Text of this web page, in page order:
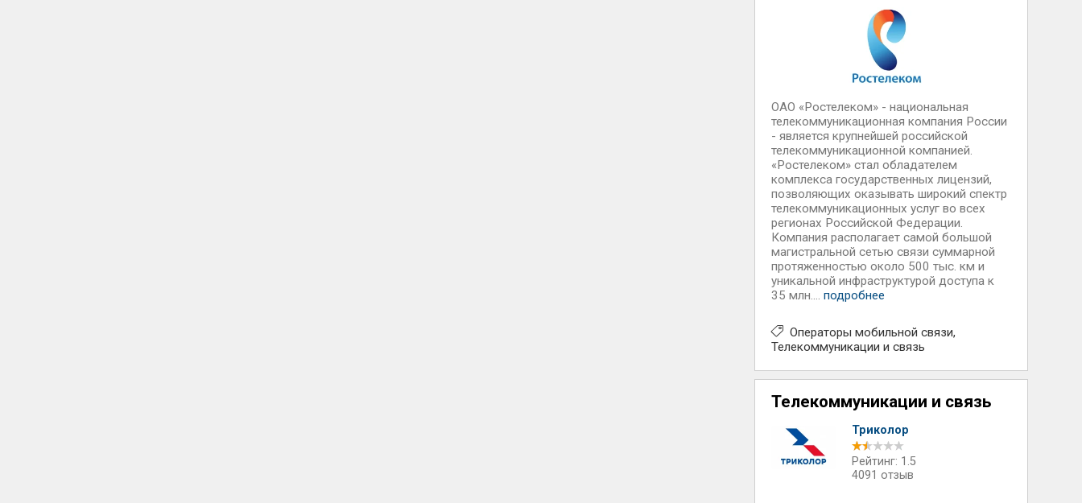
ОАО «Ростелеком» - национальная
телекоммуникационная компания России
- является крупнейшей российской
телекоммуникационной компанией.
«Ростелеком» стал обладателем
комплекса государственных лицензий,
позволяющих оказывать широкий спектр
телекоммуникационных услуг во всех
регионах Российской Федерации.
Компания располагает самой большой
магистральной сетью связи суммарной
протяженностью около 500 тыс. км и
уникальной инфраструктурой доступа к
35 млн.... подробнее
Операторы мобильной связи
Телекоммуникации и связь
Телекоммуникации и связь
Триколор
Рейтинг: 1.5
4091 отзыв